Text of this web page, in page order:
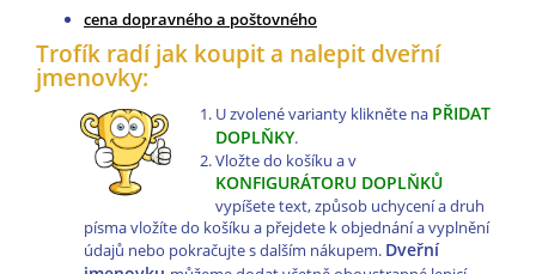
cena dopravného a poštovného
Trofík radí jak koupit a nalepit dveřní
jmenovky:
U zvolené varianty klikněte na PŘIDAT
DOPLŇKY.
Vložte do košíku a v
KONFIGURÁTORU DOPLŇKŮ
vypíšete text, způsob uchycení a druh
písma vložíte do košíku a přejdete k objednání a vyplnění
údajů nebo pokračujte s dalším nákupem. Dveřní